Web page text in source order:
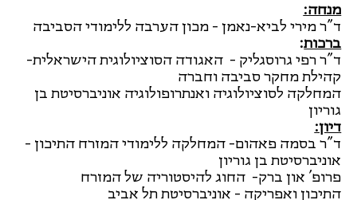
מנחה:
ד"ר מירי לביא-נאמן - מכון הערבה ללימודי הסביבה
ברכות:
ד"ר רפי גרוסגליק - האגודה הסוציולוגית הישראלית-
קהילת מחקר סביבה וחברה
המחלקה לסוציולוגיה ואנתרופולוגיה אוניברסיטת בן
גוריון
דיון:
ד"ר בסמה פאהום- המחלקה ללימודי המזרח התיכון -
אוניברסיטת בן גוריון
פרופ' און ברק- החוג להיסטוריה של המזרח
התיכון ואפריקה - אוניברסיטת תל אביב